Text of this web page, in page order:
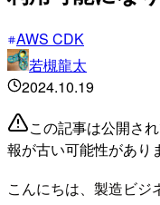
AWS CDK
若槻龍太
2024.10.19
この記事は公開さ
報が古い可能性があり
こんにちは、製造ビジ